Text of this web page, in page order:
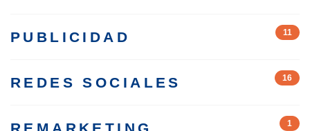
PUBLICIDAD 11
REDES SOCIALES 16
1